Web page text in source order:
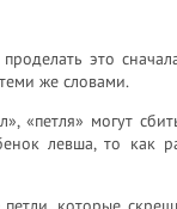
это
же словами.
«петля» могут
левша, то как